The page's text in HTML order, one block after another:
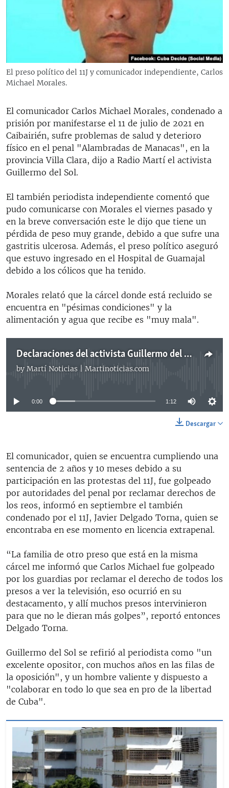
LA REALIDAD DE LA VIVIENDA EN CUBA
SER VIEJO EN CUBA
LOS SANTOS DE HIALEAH
DESINFORMACIÓN RUSA EN AMÉRICA LATINA
LA INVASIÓN DE RUSIA A UCRANIA
EDITORIALES
El preso político del 11J y comunicador independiente, Carlos
Michael Morales.
El comunicador Carlos Michael Morales, condenado a
prisión por manifestarse el 11 de julio de 2021 en
Caibairién, sufre problemas de salud y deterioro
físico en el penal "Alambradas de Manacas", en la
provincia Villa Clara, dijo a Radio Martí el activista
Guillermo del Sol.
El también periodista independiente comentó que
pudo comunicarse con Morales el viernes pasado y
en la breve conversación este le dijo que tiene un
pérdida de peso muy grande, debido a que sufre una
gastritis ulcerosa. Además, el preso político aseguró
que estuvo ingresado en el Hospital de Guamajal
debido a los cólicos que ha tenido.
Morales relató que la cárcel donde está recluido se
encuentra en "pésimas condiciones" y la
alimentación y agua que recibe es "muy mala".
Declaraciones del activista Guillermo del Sol
by Martí Noticias | Martinoticias.com
No media source currently available
0:00 1:12
Descargar
El comunicador, quien se encuentra cumpliendo una
sentencia de 2 años y 10 meses debido a su
participación en las protestas del 11J, fue golpeado
por autoridades del penal por reclamar derechos de
los reos, informó en septiembre el también
condenado por el 11J, Javier Delgado Torna, quien se
encontraba en ese momento en licencia extrapenal.
“La familia de otro preso que está en la misma
cárcel me informó que Carlos Michael fue golpeado
por los guardias por reclamar el derecho de todos los
presos a ver la televisión, eso ocurrió en su
destacamento, y allí muchos presos intervinieron
para que no le dieran más golpes”, reportó entonces
Delgado Torna.
Guillermo del Sol se refirió al periodista como "un
excelente opositor, con muchos años en las filas de
la oposición", y un hombre valiente y dispuesto a
"colaborar en todo lo que sea en pro de la libertad
de Cuba".